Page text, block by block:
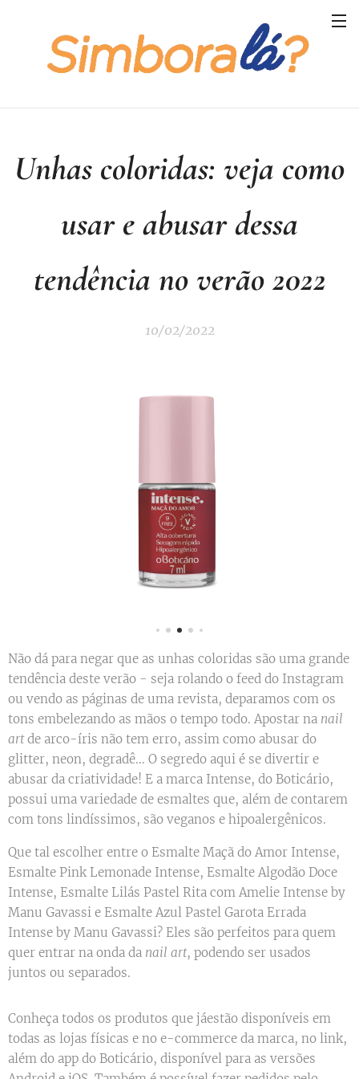
Unhas coloridas: veja como
usar e abusar dessa
tendência no verão 2022
10/02/2022
Não dá para negar que as unhas coloridas são uma grande
tendência deste verão - seja rolando o feed do Instagram
ou vendo as páginas de uma revista, deparamos com os
tons embelezando as mãos o tempo todo. Apostar na nail
artde arco-íris não tem erro, assim como abusar do
glitter, neon, degradê... O segredo aqui é se divertir e
abusar da criatividade! E a marca Intense, do Boticário,
possui uma variedade de esmaltes que, além de contarem
com tons lindíssimos, são veganos e hipoalergênicos.
Que tal escolher entre o Esmalte Maçã do Amor Intense,
Esmalte Pink Lemonade Intense, Esmalte Algodão Doce
Intense, Esmalte Lilás Pastel Rita com Amelie Intense by
Manu Gavassi e Esmalte Azul Pastel Garota Errada
Intense by Manu Gavassi? Eles são perfeitos para quem
quer entrar na onda da nail art, podendo ser usados
juntos ou separados.
Conheça todos os produtos que jáestão disponíveis em
todas as lojas físicas e no e-commerce da marca, no link,
além do app do Boticário, disponível para as versões